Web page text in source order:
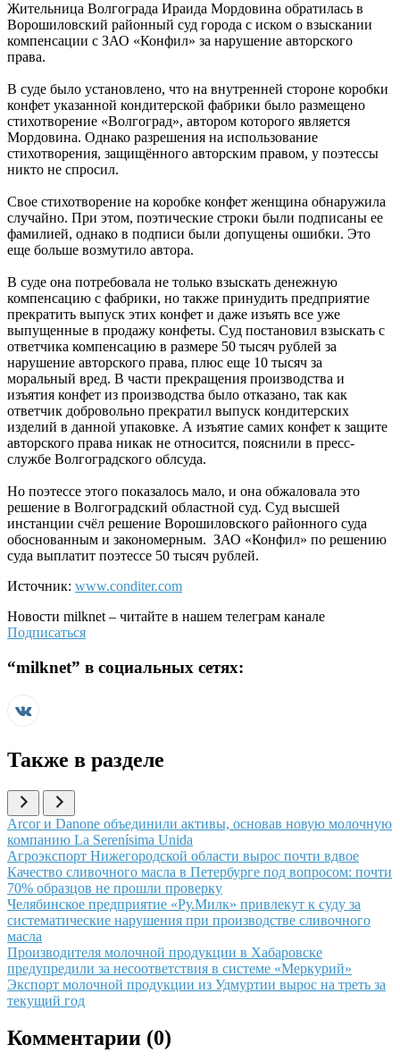
Жительница Волгограда Ираида Мордовина обратилась в
Ворошиловский районный суд города с иском о взыскании
компенсации с ЗАО «Конфил» за нарушение авторского
права.
В суде было установлено, что на внутренней стороне коробки
конфет указанной кондитерской фабрики было размещено
стихотворение «Волгоград», автором которого является
Мордовина. Однако разрешения на использование
стихотворения, защищённого авторским правом, у поэтессы
никто не спросил.
Свое стихотворение на коробке конфет женщина обнаружила
случайно. При этом, поэтические строки были подписаны ее
фамилией, однако в подписи были допущены ошибки. Это
еще больше возмутило автора.
В суде она потребовала не только взыскать денежную
компенсацию с фабрики, но также принудить предприятие
прекратить выпуск этих конфет и даже изъять все уже
выпущенные в продажу конфеты. Суд постановил взыскать с
ответчика компенсацию в размере 50 тысяч рублей за
нарушение авторского права, плюс еще 10 тысяч за
моральный вред. В части прекращения производства и
изъятия конфет из производства было отказано, так как
ответчик добровольно прекратил выпуск кондитерских
изделий в данной упаковке. А изъятие самих конфет к защите
авторского права никак не относится, пояснили в пресс-
службе Волгоградского облсуда.
Но поэтессе этого показалось мало, и она обжаловала это
решение в Волгоградский областной суд. Суд высшей
инстанции счёл решение Ворошиловского районного суда
обоснованным и закономерным. ЗАО «Конфил» по решению
суда выплатит поэтессе 50 тысяч рублей.
Источник: www.conditer.com
Новости milknet – читайте в нашем телеграм канале
Подписаться
“milknet” в социальных сетях:
Также в разделе
Иллюстрация новости
Arcor и Danone объединили активы, основав новую молочную
компанию La Serenísima Unida
Иллюстрация новости
Агроэкспорт Нижегородской области вырос почти вдвое
Иллюстрация новости
Качество сливочного масла в Петербурге под вопросом: почти
70% образцов не прошли проверку
Иллюстрация новости
Челябинское предприятие «Ру.Милк» привлекут к суду за
систематические нарушения при производстве сливочного
масла
Иллюстрация новости
Производителя молочной продукции в Хабаровске
предупредили за несоответствия в системе «Меркурий»
Иллюстрация новости
Экспорт молочной продукции из Удмуртии вырос на треть за
текущий год
Комментарии (0)